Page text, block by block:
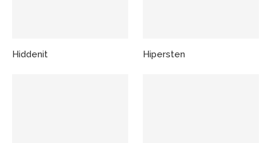
Hiddenit Hipersten